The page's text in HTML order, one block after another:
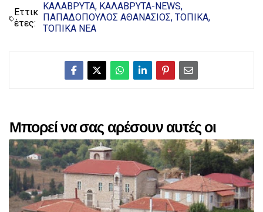
Εττικ
έτες:
ΚΑΛΑΒΡΥΤΑ ΚΑΛΑΒΡΥΤΑ-NEWS
ΠΑΠΑΔΟΠΟΥΛΟΣ ΑΘΑΝΑΣΙΟΣ ΤΟΠΙΚΑ
ΤΟΠΙΚΑ ΝΕΑ
Μπορεί να σας αρέσουν αυτές οι
αναρτήσεις